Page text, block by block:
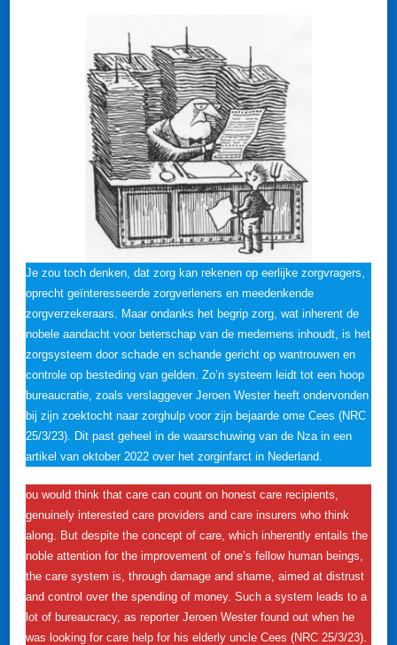
Je zou toch denken, dat zorg kan rekenen op eerlijke zorgvragers,
oprecht geïnteresseerde zorgverleners en meedenkende
zorgverzekeraars. Maar ondanks het begrip zorg, wat inherent de
nobele aandacht voor beterschap van de medemens inhoudt, is het
zorgsysteem door schade en schande gericht op wantrouwen en
controle op besteding van gelden. Zo’n systeem leidt tot een hoop
bureaucratie, zoals verslaggever Jeroen Wester heeft ondervonden
bij zijn zoektocht naar zorghulp voor zijn bejaarde ome Cees (NRC
25/3/23). Dit past geheel in de waarschuwing van de Nza in een
artikel van oktober 2022 over het zorginfarct in Nederland.
ou would think that care can count on honest care recipients,
genuinely interested care providers and care insurers who think
along. But despite the concept of care, which inherently entails the
noble attention for the improvement of one’s fellow human beings,
the care system is, through damage and shame, aimed at distrust
and control over the spending of money. Such a system leads to a
lot of bureaucracy, as reporter Jeroen Wester found out when he
was looking for care help for his elderly uncle Cees (NRC 25/3/23).